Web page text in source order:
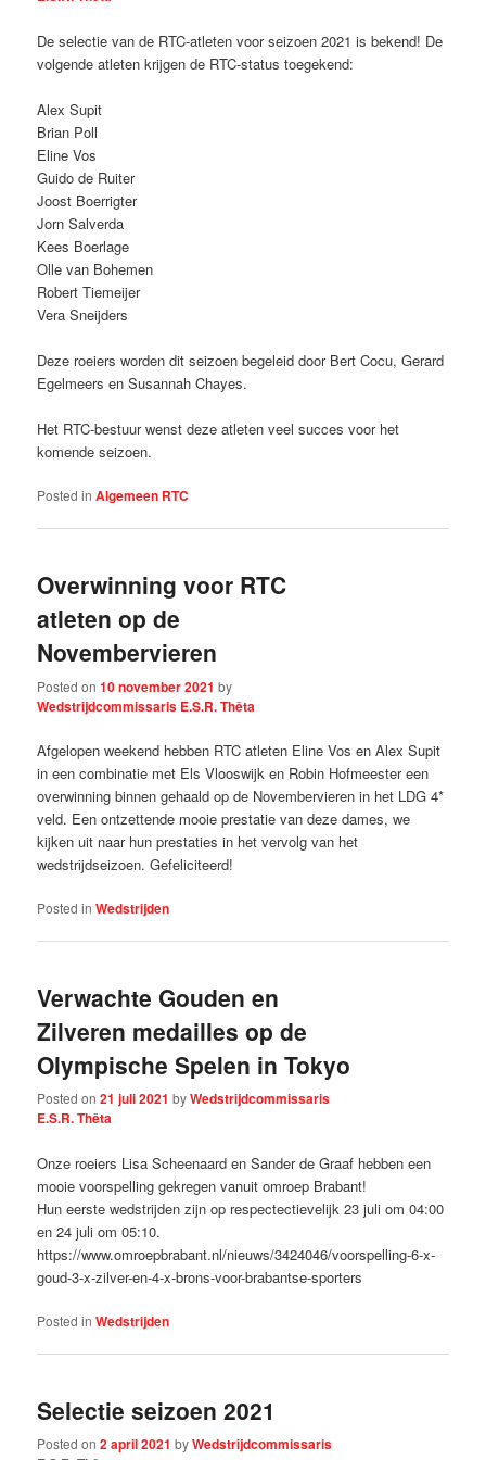
De selectie van de RTC-atleten voor seizoen 2021 is bekend! De
volgende atleten krijgen de RTC-status toegekend:
Alex Supit
Brian Poll
Eline Vos
Guido de Ruiter
Joost Boerrigter
Jorn Salverda
Kees Boerlage
Olle van Bohemen
Robert Tiemeijer
Vera Sneijders
Deze roeiers worden dit seizoen begeleid door Bert Cocu, Gerard
Egelmeers en Susannah Chayes.
Het RTC-bestuur wenst deze atleten veel succes voor het
komende seizoen.
Posted in Algemeen RTC
Overwinning voor RTC
atleten op de
Novembervieren
Posted on10 november 2021 by
Wedstrijdcommissaris E.S.R. Thêta
Afgelopen weekend hebben RTC atleten Eline Vos en Alex Supit
in een combinatie met Els Vlooswijk en Robin Hofmeester een
overwinning binnen gehaald op de Novembervieren in het LDG 4*
veld. Een ontzettende mooie prestatie van deze dames, we
kijken uit naar hun prestaties in het vervolg van het
wedstrijdseizoen. Gefeliciteerd!
Posted in Wedstrijden
Verwachte Gouden en
Zilveren medailles op de
Olympische Spelen in Tokyo
Posted on21 juli 2021 byWedstrijdcommissaris
E.S.R. Thêta
Onze roeiers Lisa Scheenaard en Sander de Graaf hebben een
mooie voorspelling gekregen vanuit omroep Brabant!
Hun eerste wedstrijden zijn op respectectievelijk 23 juli om 04:00
en 24 juli om 05:10.
https://www.omroepbrabant.nl/nieuws/3424046/voorspelling-6-x-
goud-3-x-zilver-en-4-x-brons-voor-brabantse-sporters
Posted in Wedstrijden
Selectie seizoen 2021
Posted on2 april 2021 byWedstrijdcommissaris